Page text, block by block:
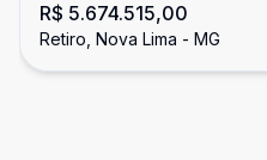
DIAS - à venda
R$ 5.674.515,00
Retiro, Nova Lima - MG